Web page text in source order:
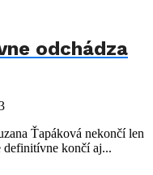
odchádza
Ťapáková nekončí len
definitívne končí aj...